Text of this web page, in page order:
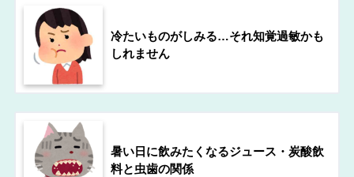
冷たいものがしみる…それ知覚過敏かも
しれません
暑い日に飲みたくなるジュース・炭酸飲
料と虫歯の関係